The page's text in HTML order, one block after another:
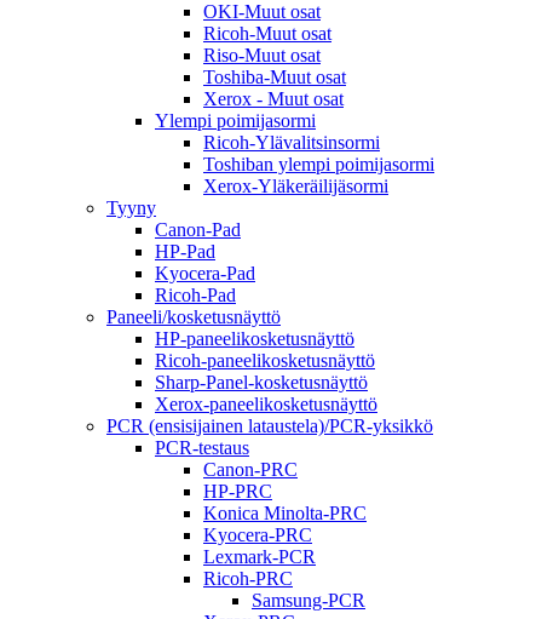
OKI-Muut osat
Ricoh-Muut osat
Riso-Muut osat
Toshiba-Muut osat
Xerox - Muut osat
Ylempi poimijasormi
Ricoh-Ylävalitsinsormi
Toshiban ylempi poimijasormi
Xerox-Yläkeräilijäsormi
Tyyny
Canon-Pad
HP-Pad
Kyocera-Pad
Ricoh-Pad
Paneeli/kosketusnäyttö
HP-paneelikosketusnäyttö
Ricoh-paneelikosketusnäyttö
Sharp-Panel-kosketusnäyttö
Xerox-paneelikosketusnäyttö
PCR (ensisijainen lataustela)/PCR-yksikkö
PCR-testaus
Canon-PRC
HP-PRC
Konica Minolta-PRC
Kyocera-PRC
Lexmark-PCR
Ricoh-PRC
Samsung-PCR